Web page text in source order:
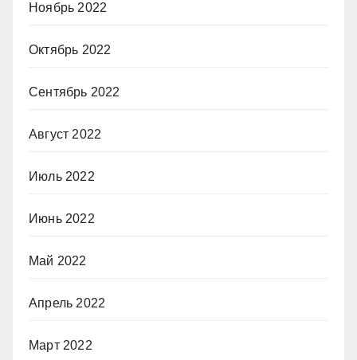
Ноябрь 2022
Октябрь 2022
Сентябрь 2022
Август 2022
Июль 2022
Июнь 2022
Май 2022
Апрель 2022
Март 2022